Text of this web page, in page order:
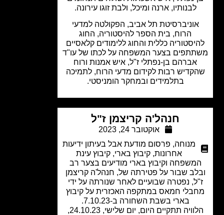
לבנותיו, ארנה ומיכל, ולבת זוגו עירונה.
תל אביב, הפקולטה למדעי
הרוח, בית הספר להיסטוריה, החוג
כללית והחוג ללימודים קלאסיים
בצער המשפחה על לכתו של עו"ד
אברהם בן-נפתלי ז"ל, איש אמנות ורוח
רבות לקידום מדעי הרוח, לתמיכה
בתלמידים ובמחקר הומניסטי.
חנהל'ה קריצמן ז"ל
אוקטובר 24, 2023
מנוחה
פרסום מודעת אבל בעיתון ידיעות
אחרונות,קיבוץ בארי,קיבוץ עינת
וקיבוץ בארי מודיעים בצער רב
שבור על פטירתה של, חנהל'ה קריצמן
נפטרה שבועיים לאחר שנורתה על ידי
חמאס במתקפה האכזרית על קיבוץ
בארי בשבת השחורה ב-7.10.23.
הלוויה תתקיים היום, יום שלישי, 24.10.23,